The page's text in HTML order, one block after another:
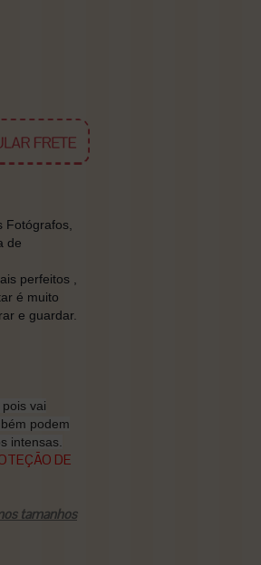
Fotógrafos,
de
perfeitos ,
é muito
e guardar.
vai
podem
intensas.
DE
tamanhos